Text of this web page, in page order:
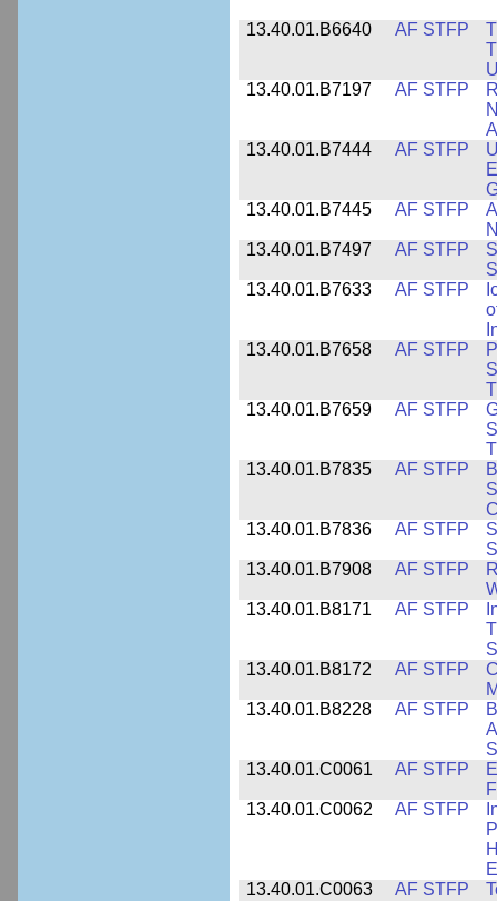
13.40.01.B6640 AF STFP
13.40.01.B7197
AF STFP
13.40.01.B7444
AF STFP
13.40.01.B7445
AF STFP
13.40.01.B7497
AF STFP
13.40.01.B7633
AF STFP
13.40.01.B7658
AF STFP
13.40.01.B7659
AF STFP
13.40.01.B7835
AF STFP
13.40.01.B7836
AF STFP
13.40.01.B7908
AF STFP
13.40.01.B8171
AF STFP
13.40.01.B8172
AF STFP
13.40.01.B8228
AF STFP
13.40.01.C0061
AF STFP
13.40.01.C0062
AF STFP
13.40.01.C0063
AF STFP